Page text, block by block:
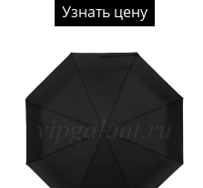
Узнать цену